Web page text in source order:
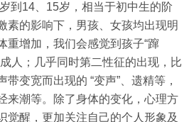
到14、15岁，相当于初中生的阶
素的影响下，男孩、女孩均出现明
重增加，我们会感觉到孩子“蹿
人；几乎同时第二性征的出现，比
变宽而出现的 “变声”、遗精等，
来潮等。除了身体的变化，心理方
觉醒，更加关注自己的个人形象及